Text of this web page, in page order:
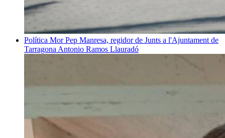
Política Mor Pep Manresa, regidor de Junts a l'Ajuntament de
Tarragona Antonio Ramos Llauradó